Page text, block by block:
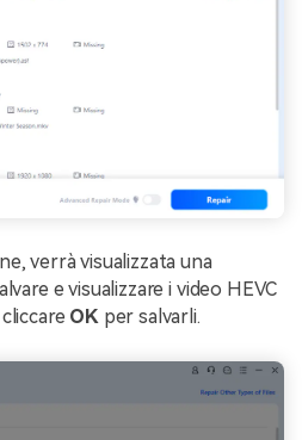
verrà visualizzata una
e visualizzare i video HEVC
OKper salvarli.